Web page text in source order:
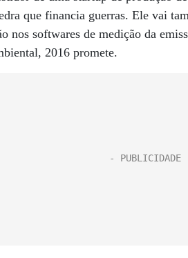
que financia guerras. Ele vai
nos softwares de medição da
2016 promete.